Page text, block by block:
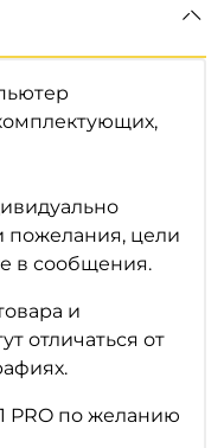
цели
в сообщения.
и
отличаться от
PRO по желанию